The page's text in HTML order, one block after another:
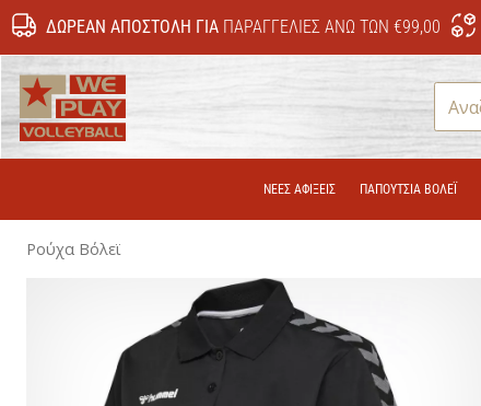
ΔΩΡΕΆΝ ΑΠΟΣΤΟΛΉ ΓΙΑΠΑΡΑΓΓΕΛΊΕΣ ΆΝΩ ΤΩΝ €99,00
ΝΕΕΣ ΑΦΙΞΕΙΣ ΠΑΠΟΎΤΣΙΑ ΒΌΛΕΪ
Ρούχα Βόλεϊ